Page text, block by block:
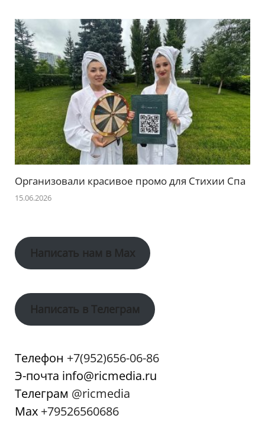
Организовали красивое промо для Стихии Спа
15.06.2026
Написать нам в Max
Написать в Телеграм
Телефон +7(952)656-06-86
Э-почта info@ricmedia.ru
Телеграм @ricmedia
Мах +79526560686